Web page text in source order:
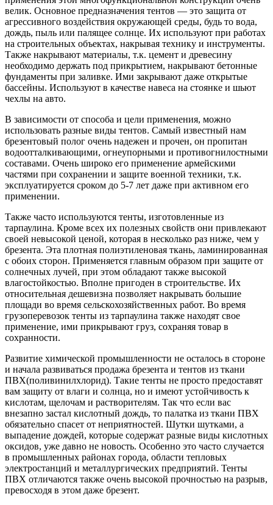
велик. Основное предназначения тентов — это защита от
агрессивного воздействия окружающей среды, будь то вода,
дождь, пыль или палящее солнце. Их используют при работах
на строительных объектах, накрывая технику и инструменты.
Также накрывают материалы, т.к. цемент и древесину
необходимо держать под прикрытием, накрывают бетонные
фундаменты при заливке. Ими закрывают даже открытые
бассейны. Используют в качестве навеса на стоянке и шьют
чехлы на авто.
В зависимости от способа и цели применения, можно
использовать разные виды тентов. Самый известный нам
брезентовый полог очень надежен и прочен, он пропитан
водоотталкивающими, огнеупорными и противогнилостными
составами. Очень широко его применение армейскими
частями при сохранении и защите военной техники, т.к.
эксплуатируется сроком до 5-7 лет даже при активном его
применении.
Также часто используются тенты, изготовленные из
тарпаулина. Кроме всех их полезных свойств они привлекают
своей невысокой ценой, которая в несколько раз ниже, чем у
брезента. Эта плотная полиэтиленовая ткань, ламинированная
с обоих сторон. Применяется главным образом при защите от
солнечных лучей, при этом обладают также высокой
влагостойкостью. Вполне пригоден в строительстве. Их
относительная дешевизна позволяет накрывать большие
площади во время сельскохозяйственных работ. Во время
грузоперевозок тенты из тарпаулина также находят свое
применение, ими прикрывают груз, сохраняя товар в
сохранности.
Развитие химической промышленности не осталось в стороне
и начала развиваться продажа брезента и тентов из ткани
ПВХ(поливинилхлорид). Такие тенты не просто предоставят
вам защиту от влаги и солнца, но и имеют устойчивость к
кислотам, щелочам и растворителям. Так что если вас
внезапно застал кислотный дождь, то палатка из ткани ПВХ
обязательно спасет от неприятностей. Шутки шутками, а
выпадение дождей, которые содержат разные виды кислотных
оксидов, уже давно не новость. Особенно это часто случается
в промышленных районах города, области тепловых
электростанций и металлургических предприятий. Тенты
ПВХ отличаются также очень высокой прочностью на разрыв,
превосходя в этом даже брезент.